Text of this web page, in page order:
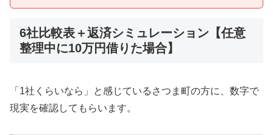
6社比較表＋返済シミュレーション【任意
整理中に10万円借りた場合】
「1社くらいなら」と感じているさつま町の方に、数字で
現実を確認してもらいます。